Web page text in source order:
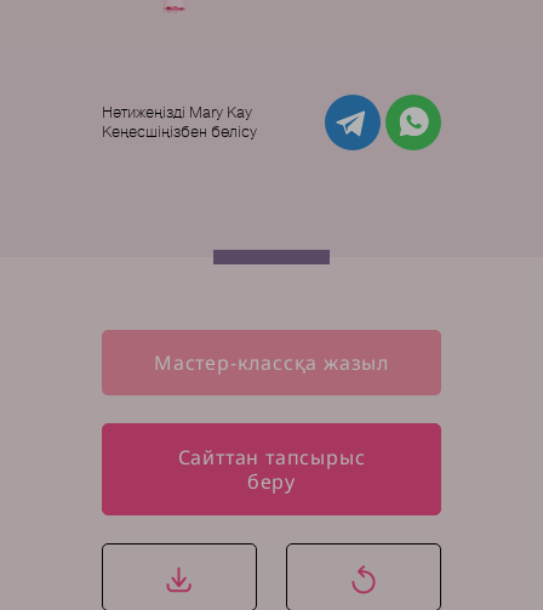
Нәтижеңізді Mary Kay
Кеңесшіңізбен бөлісу
Мастер-классқа жазыл
Сайттан тапсырыс
беру